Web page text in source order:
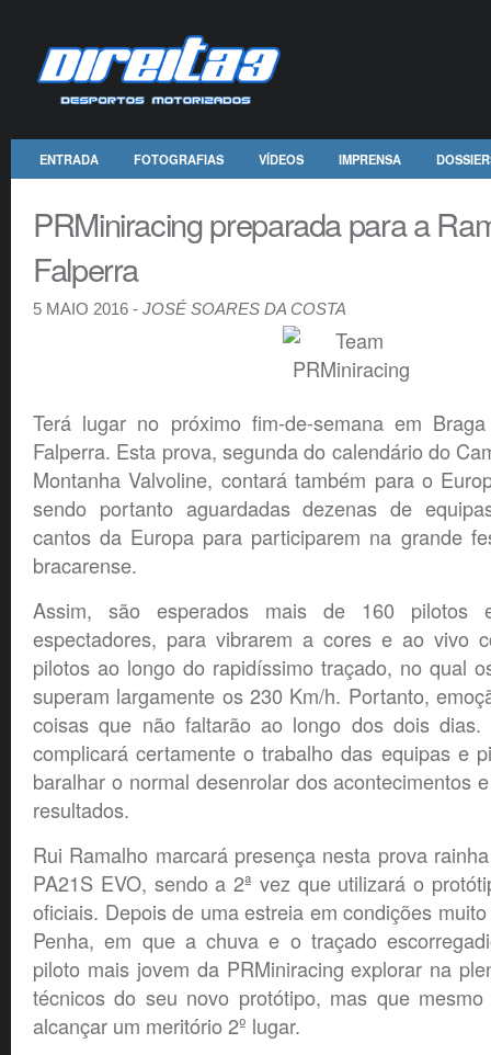
ENTRADA FOTOGRAFIAS VÍDEOS IMPRENSA
PRMiniracing preparada para a
Falperra
5 MAIO 2016 - JOSÉ SOARES DA COSTA
Terá lugar no próximo fim-de-semana em
Falperra. Esta prova, segunda do calendário do
Montanha Valvoline, contará também para o
sendo portanto aguardadas dezenas de
cantos da Europa para participarem na grande
bracarense.
Assim, são esperados mais de 160 pilotos
espectadores, para vibrarem a cores e ao vivo
pilotos ao longo do rapidíssimo traçado, no qual
superam largamente os 230 Km/h. Portanto,
coisas que não faltarão ao longo dos dois
complicará certamente o trabalho das equipas e
baralhar o normal desenrolar dos acontecimentos
resultados.
Rui Ramalho marcará presença nesta prova
PA21S EVO, sendo a 2ª vez que utilizará o
oficiais. Depois de uma estreia em condições
Penha, em que a chuva e o traçado
piloto mais jovem da PRMiniracing explorar na
técnicos do seu novo protótipo, mas que mesmo
alcançar um meritório 2º lugar.